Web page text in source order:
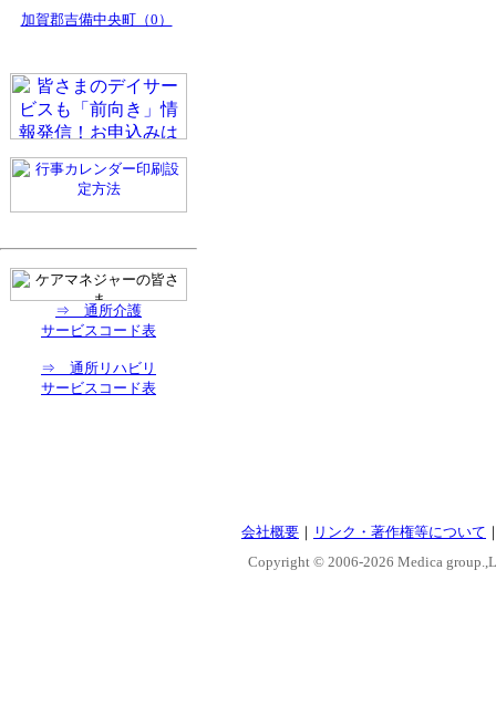
加賀郡吉備中央町（0）
⇒ 通所介護
サービスコード表
⇒ 通所リハビリ
サービスコード表
会社概要 ｜ リンク・著作権等について
Copyright © 2006-2026 Medica